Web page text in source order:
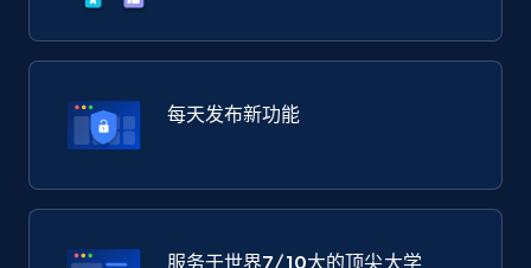
每天发布新功能
服务于世界7/10大的顶尖大学